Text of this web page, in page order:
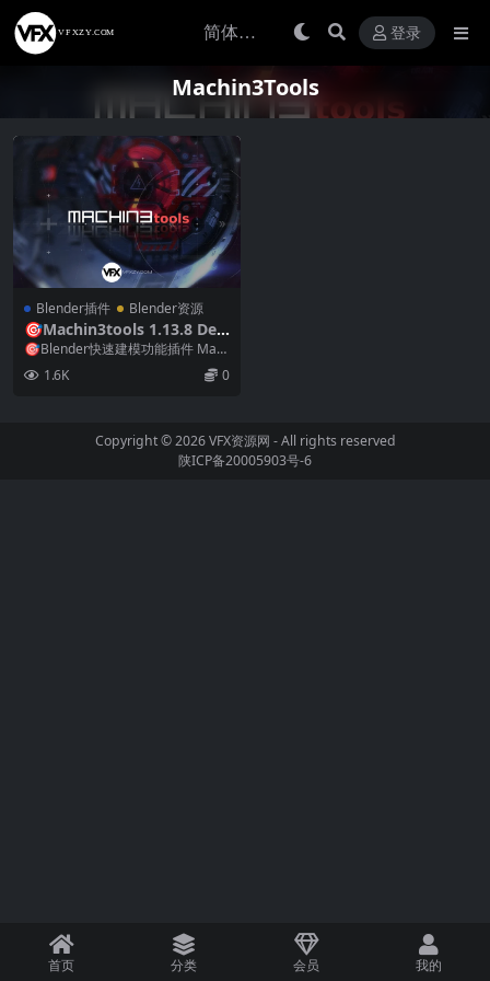
登录
Machin3Tools
Blender插件 Blender资源
🎯Machin3tools 1.13.8 Deu
sEx — Blender快速建模功能
🎯Blender快速建模功能插件 Mac
1.6K 0
Copyright © 2026VFX资源网 - All rights reserved
陕ICP备20005903号-6
首页 分类 会员 我的